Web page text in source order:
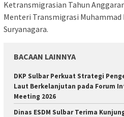
Ketransmigrasian Tahun
Menteri Transmigrasi
Suryanagara.
BACAAN LAINNYA
DKP Sulbar Perkuat Strategi
Laut Berkelanjutan pada Forum
Meeting 2026
Dinas ESDM Sulbar Terima